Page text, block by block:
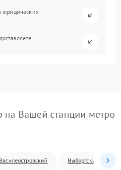
юридических
Вашей станции метро
Василеостровский Выборгский